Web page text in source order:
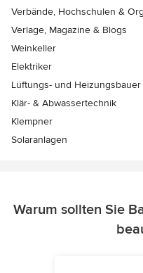
Verbände, Hochschulen &
Verlage, Magazine & Blogs
Weinkeller
Elektriker
Lüftungs- und Heizungsbauer
Klär- & Abwassertechnik
Klempner
Solaranlagen
Warum sollten Sie